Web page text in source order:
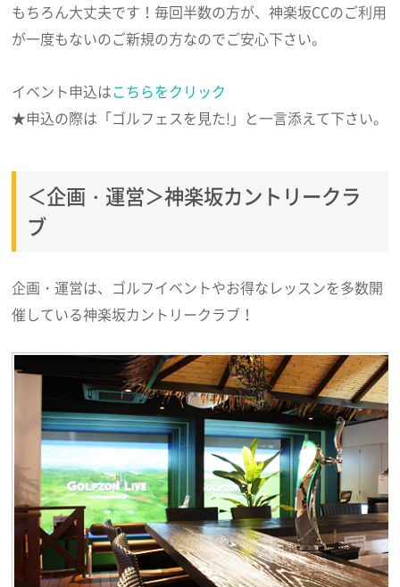
もちろん大丈夫です！毎回半数の方が、神楽坂CCのご利用
が一度もないのご新規の方なのでご安心下さい。
イベント申込はこちらをクリック
★申込の際は「ゴルフェスを見た!」と一言添えて下さい。
＜企画・運営＞神楽坂カントリークラ
ブ
企画・運営は、ゴルフイベントやお得なレッスンを多数開
催している神楽坂カントリークラブ！